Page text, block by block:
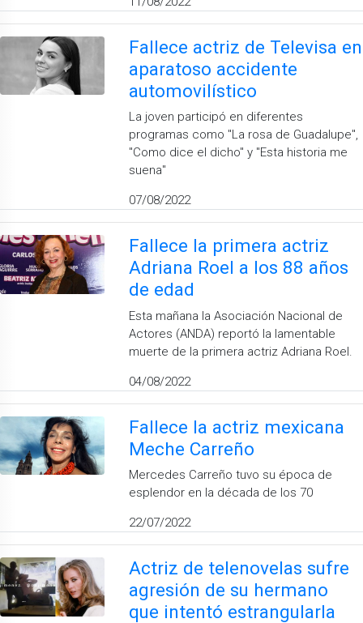
Fallece actriz de Televisa en
aparatoso accidente
automovilístico
La joven participó en diferentes
programas como ''La rosa de Guadalupe'',
''Como dice el dicho'' y ''Esta historia me
suena''
07/08/2022
Fallece la primera actriz
Adriana Roel a los 88 años
de edad
Esta mañana la Asociación Nacional de
Actores (ANDA) reportó la lamentable
muerte de la primera actriz Adriana Roel.
04/08/2022
Fallece la actriz mexicana
Meche Carreño
Mercedes Carreño tuvo su época de
esplendor en la década de los 70
22/07/2022
Actriz de telenovelas sufre
agresión de su hermano
que intentó estrangularla